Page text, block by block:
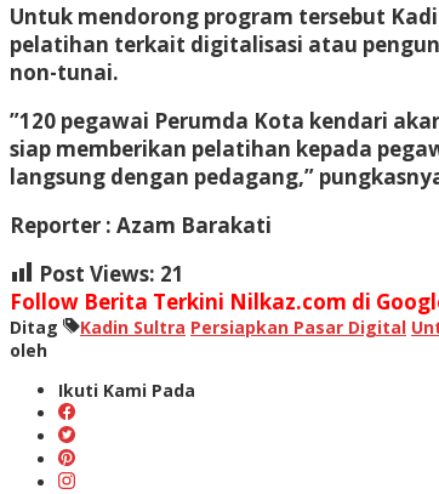
Untuk mendorong program tersebut
pelatihan terkait digitalisasi atau
non-tunai.
”120 pegawai Perumda Kota kendari
siap memberikan pelatihan kepada
langsung dengan pedagang,”
Reporter : Azam Barakati
Post Views: 21
Follow Berita Terkini Nilkaz.com di
Ditag Kadin Sultra Persiapkan Pasar Digital
oleh
Ikuti Kami Pada